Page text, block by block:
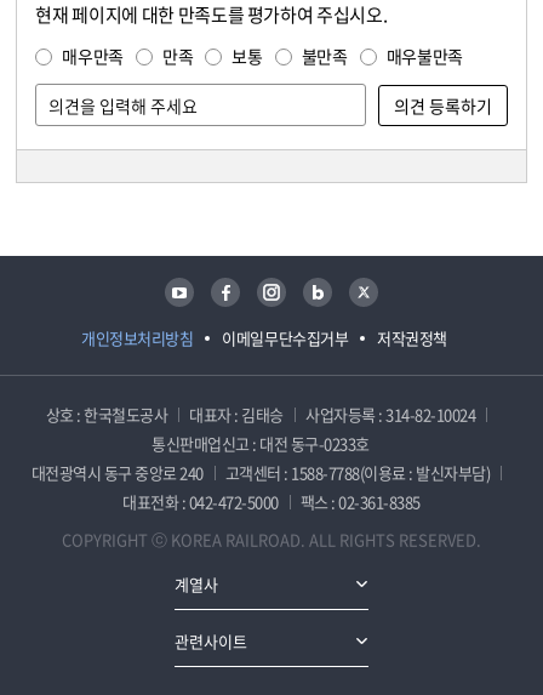
현재 페이지에 대한 만족도를 평가하여 주십시오.
매우만족 만족 보통 불만족 매우불만족
개인정보처리방침 이메일무단수집거부 저작권정책
유튜브 페이스북 인스타그램 블로그 트위터
상호 : 한국철도공사 대표자 : 김태승
사업자등록 : 314-82-10024
통신판매업신고 : 대전 동구-0233호
대전광역시 동구 중앙로 240
고객센터 : 1588-7788(이용료 : 발신자부담)
대표전화 : 042-472-5000
팩스 : 02-361-8385
COPYRIGHT ⓒ KOREA RAILROAD. ALL RIGHTS RESERVED.
계열사
관련사이트